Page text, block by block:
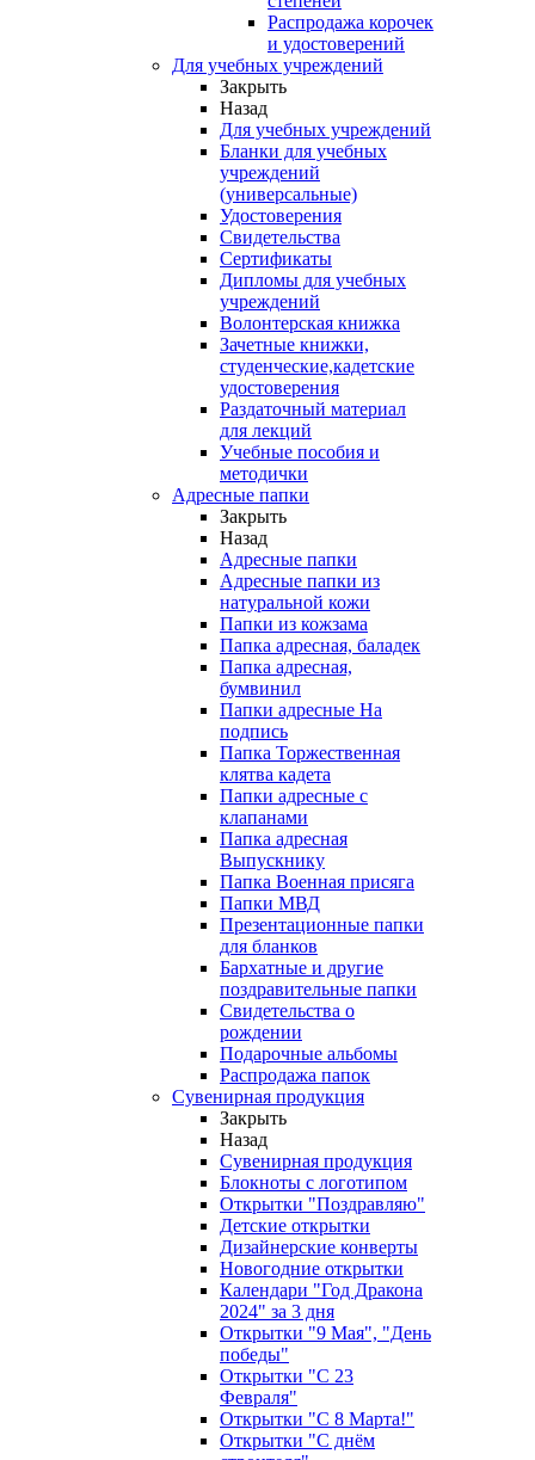
Распродажа корочек
и удостоверений
Для учебных учреждений
Закрыть
Назад
Для учебных учреждений
Бланки для учебных
учреждений
(универсальные)
Удостоверения
Свидетельства
Сертификаты
Дипломы для учебных
учреждений
Волонтерская книжка
Зачетные книжки,
студенческие,кадетские
удостоверения
Раздаточный материал
для лекций
Учебные пособия и
методички
Адресные папки
Закрыть
Назад
Адресные папки
Адресные папки из
натуральной кожи
Папки из кожзама
Папка адресная, баладек
Папка адресная,
бумвинил
Папки адресные На
подпись
Папка Торжественная
клятва кадета
Папки адресные с
клапанами
Папка адресная
Выпускнику
Папка Военная присяга
Папки МВД
Презентационные папки
для бланков
Бархатные и другие
поздравительные папки
Свидетельства о
рождении
Подарочные альбомы
Распродажа папок
Сувенирная продукция
Закрыть
Назад
Сувенирная продукция
Блокноты с логотипом
Открытки "Поздравляю"
Детские открытки
Дизайнерские конверты
Новогодние открытки
Календари "Год Дракона
2024" за 3 дня
Открытки "9 Мая", "День
победы"
Открытки "С 23
Февраля"
Открытки "С 8 Марта!"
Открытки "С днём